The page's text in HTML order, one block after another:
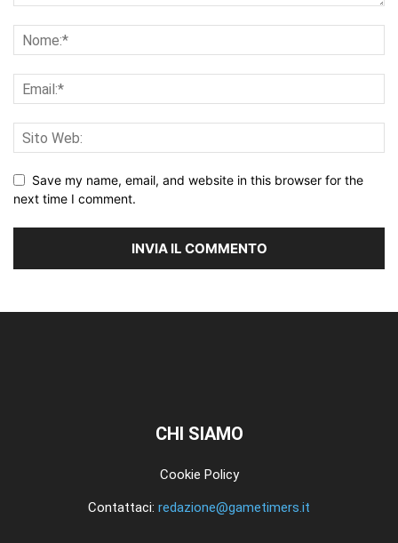
Save my name, email, and website in this browser for the
next time I comment.
CHI SIAMO
Cookie Policy
Contattaci: redazione@gametimers.it